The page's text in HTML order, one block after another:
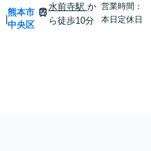
|
熊本市
中央区
水前寺駅 か
ら徒歩10分
営業時間：
本日定休日